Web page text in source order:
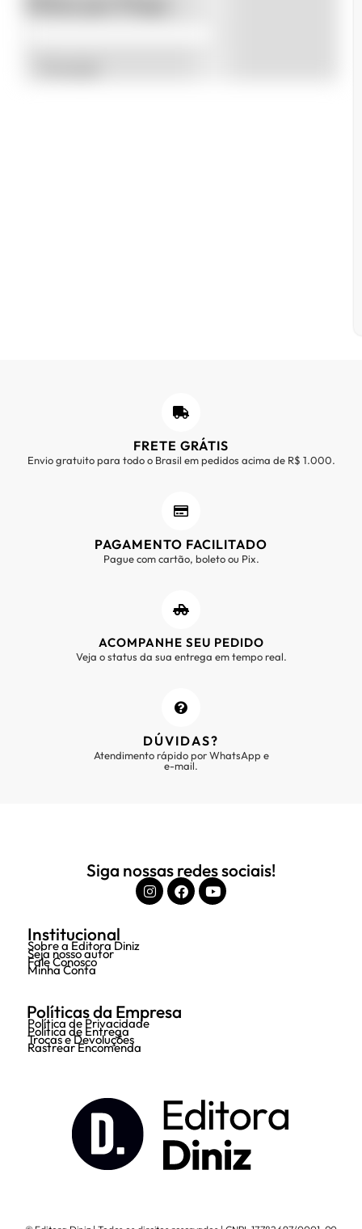
FRETE GRÁTIS
Envio gratuito para todo o Brasil em pedidos acima de R$ 1.000.
PAGAMENTO FACILITADO
Pague com cartão, boleto ou Pix.
ACOMPANHE SEU PEDIDO
Veja o status da sua entrega em tempo real.
DÚVIDAS?
Atendimento rápido por WhatsApp e
e-mail.
Siga nossas redes sociais!
Institucional
Sobre a Editora Diniz
Seja nosso autor
Fale Conosco
Minha Conta
Políticas da Empresa
Política de Privacidade
Política de Entrega
Trocas e Devoluções
Rastrear Encomenda